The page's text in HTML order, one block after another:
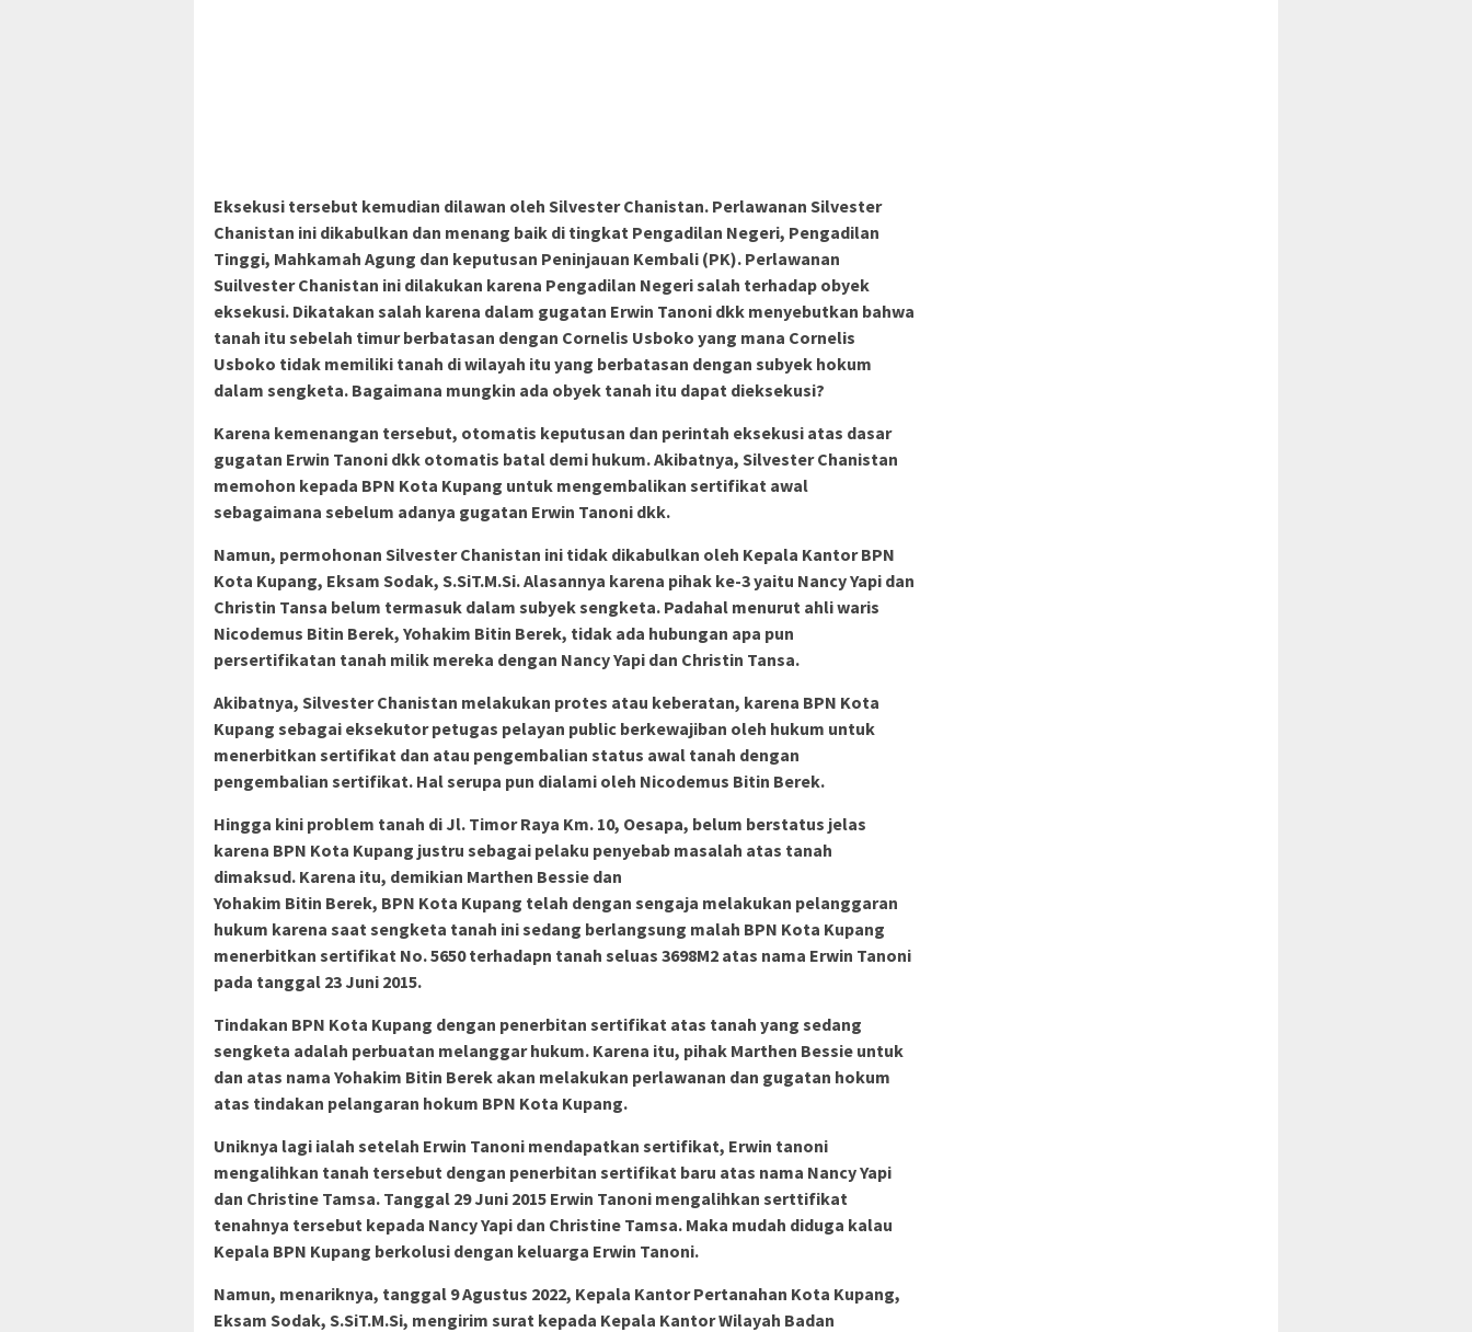
Eksekusi tersebut kemudian dilawan oleh Silvester Chanistan. Perlawanan Silvester
Chanistan ini dikabulkan dan menang baik di tingkat Pengadilan Negeri, Pengadilan
Tinggi, Mahkamah Agung dan keputusan Peninjauan Kembali (PK). Perlawanan
Suilvester Chanistan ini dilakukan karena Pengadilan Negeri salah terhadap obyek
eksekusi. Dikatakan salah karena dalam gugatan Erwin Tanoni dkk menyebutkan bahwa
tanah itu sebelah timur berbatasan dengan Cornelis Usboko yang mana Cornelis
Usboko tidak memiliki tanah di wilayah itu yang berbatasan dengan subyek hokum
dalam sengketa. Bagaimana mungkin ada obyek tanah itu dapat dieksekusi?
Karena kemenangan tersebut, otomatis keputusan dan perintah eksekusi atas dasar
gugatan Erwin Tanoni dkk otomatis batal demi hukum. Akibatnya, Silvester Chanistan
memohon kepada BPN Kota Kupang untuk mengembalikan sertifikat awal
sebagaimana sebelum adanya gugatan Erwin Tanoni dkk.
Namun, permohonan Silvester Chanistan ini tidak dikabulkan oleh Kepala Kantor BPN
Kota Kupang, Eksam Sodak, S.SiT.M.Si. Alasannya karena pihak ke-3 yaitu Nancy Yapi dan
Christin Tansa belum termasuk dalam subyek sengketa. Padahal menurut ahli waris
Nicodemus Bitin Berek, Yohakim Bitin Berek, tidak ada hubungan apa pun
persertifikatan tanah milik mereka dengan Nancy Yapi dan Christin Tansa.
Akibatnya, Silvester Chanistan melakukan protes atau keberatan, karena BPN Kota
Kupang sebagai eksekutor petugas pelayan public berkewajiban oleh hukum untuk
menerbitkan sertifikat dan atau pengembalian status awal tanah dengan
pengembalian sertifikat. Hal serupa pun dialami oleh Nicodemus Bitin Berek.
Hingga kini problem tanah di Jl. Timor Raya Km. 10, Oesapa, belum berstatus jelas
karena BPN Kota Kupang justru sebagai pelaku penyebab masalah atas tanah
dimaksud. Karena itu, demikian Marthen Bessie dan
Yohakim Bitin Berek, BPN Kota Kupang telah dengan sengaja melakukan pelanggaran
hukum karena saat sengketa tanah ini sedang berlangsung malah BPN Kota Kupang
menerbitkan sertifikat No. 5650 terhadapn tanah seluas 3698M2 atas nama Erwin Tanoni
pada tanggal 23 Juni 2015.
Tindakan BPN Kota Kupang dengan penerbitan sertifikat atas tanah yang sedang
sengketa adalah perbuatan melanggar hukum. Karena itu, pihak Marthen Bessie untuk
dan atas nama Yohakim Bitin Berek akan melakukan perlawanan dan gugatan hokum
atas tindakan pelangaran hokum BPN Kota Kupang.
Uniknya lagi ialah setelah Erwin Tanoni mendapatkan sertifikat, Erwin tanoni
mengalihkan tanah tersebut dengan penerbitan sertifikat baru atas nama Nancy Yapi
dan Christine Tamsa. Tanggal 29 Juni 2015 Erwin Tanoni mengalihkan serttifikat
tenahnya tersebut kepada Nancy Yapi dan Christine Tamsa. Maka mudah diduga kalau
Kepala BPN Kupang berkolusi dengan keluarga Erwin Tanoni.
Namun, menariknya, tanggal 9 Agustus 2022, Kepala Kantor Pertanahan Kota Kupang,
Eksam Sodak, S.SiT.M.Si, mengirim surat kepada Kepala Kantor Wilayah Badan